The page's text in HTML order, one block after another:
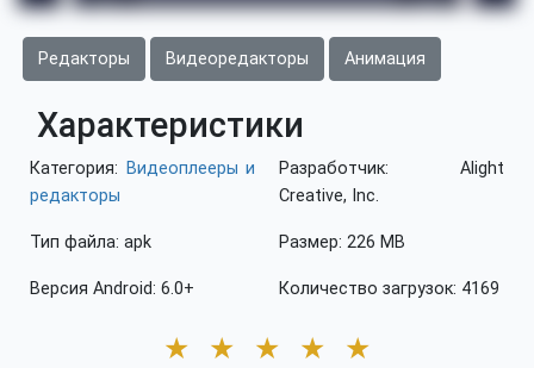
Редакторы Видеоредакторы Анимация
Характеристики
Категория: Видеоплееры и
редакторы
Тип файла: apk
Версия Android: 6.0+
Разработчик: Alight
Creative, Inc.
Размер: 226 MB
Количество загрузок: 4169
★ ★ ★ ★ ★